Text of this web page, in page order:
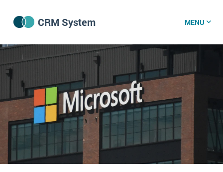
CRM System
CRM Software
CRM Wissenszentrum
CRM News
Was ist CRM?
MENU